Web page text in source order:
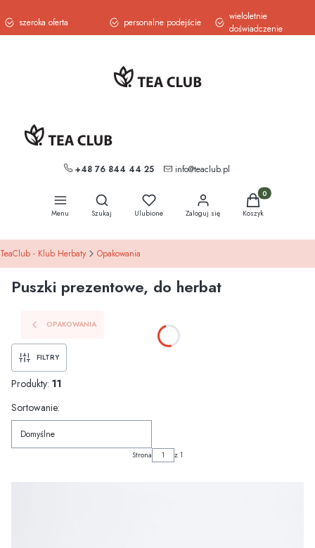
szeroka oferta personalne podejście
wieloletnie
doświadczenie
+48 76 844 44 25 info@teaclub.pl
Menu
Otwórz wyszukiwarkę
Szukaj Ulubione Zaloguj się
Produkty w
Koszyk
TeaClub - Klub Herbaty Opakowania
Puszki prezentowe, do herbat
OPAKOWANIA
FILTRY
Produkty: 11
Lista produktów
Sortowanie:
Domyślne
Strona z 1